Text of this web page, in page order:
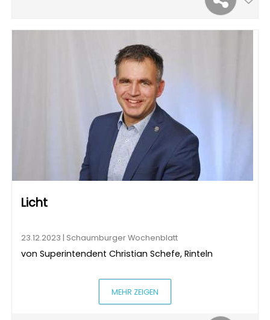
Licht
23.12.2023 | Schaumburger Wochenblatt
von Superintendent Christian Schefe, Rinteln
MEHR ZEIGEN